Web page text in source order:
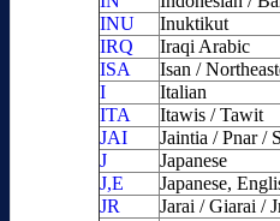
INU
Inuktikut
IRQ
Iraqi Arabic
ISA
Isan /
I
Italian
ITA
Itawis / Tawit
JAI
Jaintia / Pnar /
J
Japanese
J,E
Japanese,
JR
Jarai / Giarai /